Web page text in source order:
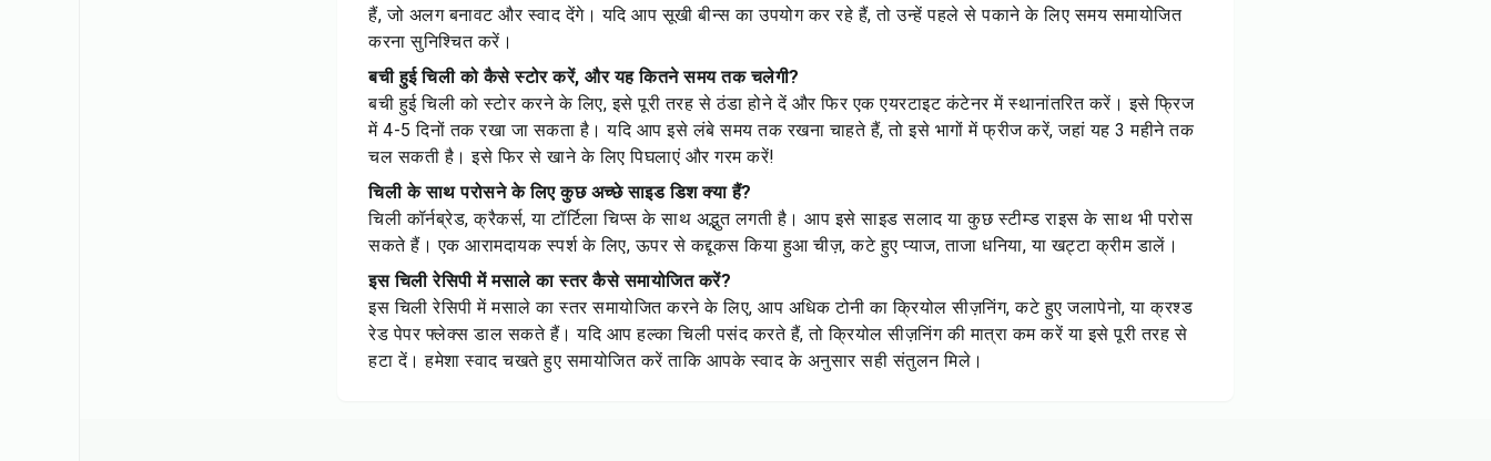
हैं, जो अलग बनावट और स्वाद देंगे। यदि आप सूखी बीन्स का उपयोग कर रहे हैं, तो उन्हें पहले से पकाने के लिए समय समायोजित
करना सुनिश्चित करें।
बची हुई चिली को कैसे स्टोर करें, और यह कितने समय तक चलेगी?
बची हुई चिली को स्टोर करने के लिए, इसे पूरी तरह से ठंडा होने दें और फिर एक एयरटाइट कंटेनर में स्थानांतरित करें। इसे फ्रिज
में 4-5 दिनों तक रखा जा सकता है। यदि आप इसे लंबे समय तक रखना चाहते हैं, तो इसे भागों में फ्रीज करें, जहां यह 3 महीने तक
चल सकती है। इसे फिर से खाने के लिए पिघलाएं और गरम करें!
चिली के साथ परोसने के लिए कुछ अच्छे साइड डिश क्या हैं?
चिली कॉर्नब्रेड, क्रैकर्स, या टॉर्टिला चिप्स के साथ अद्भुत लगती है। आप इसे साइड सलाद या कुछ स्टीम्ड राइस के साथ भी परोस
सकते हैं। एक आरामदायक स्पर्श के लिए, ऊपर से कद्दूकस किया हुआ चीज़, कटे हुए प्याज, ताजा धनिया, या खट्टा क्रीम डालें।
इस चिली रेसिपी में मसाले का स्तर कैसे समायोजित करें?
इस चिली रेसिपी में मसाले का स्तर समायोजित करने के लिए, आप अधिक टोनी का क्रियोल सीज़निंग, कटे हुए जलापेनो, या क्रश्ड
रेड पेपर फ्लेक्स डाल सकते हैं। यदि आप हल्का चिली पसंद करते हैं, तो क्रियोल सीज़निंग की मात्रा कम करें या इसे पूरी तरह से
हटा दें। हमेशा स्वाद चखते हुए समायोजित करें ताकि आपके स्वाद के अनुसार सही संतुलन मिले।